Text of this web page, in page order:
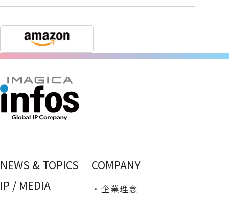
NEWS & TOPICS
IP / MEDIA
COMPANY
・ 企業理念